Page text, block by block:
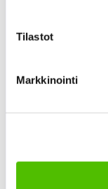
Tilastot
Markkinointi